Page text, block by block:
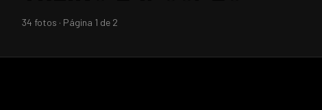
34 fotos · Página 1 de 2